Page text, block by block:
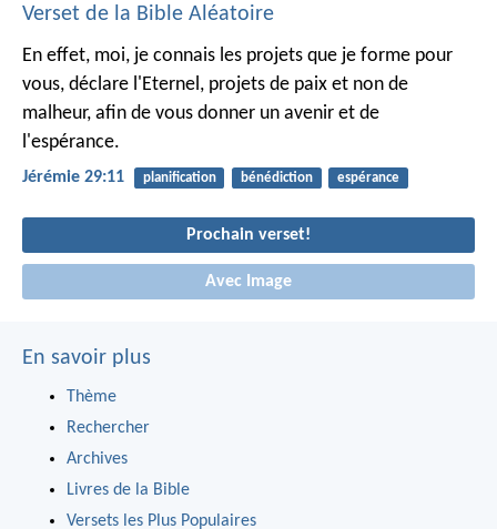
Verset de la Bible Aléatoire
En effet, moi, je connais les projets que je forme pour
vous, déclare l'Eternel, projets de paix et non de
malheur, afin de vous donner un avenir et de
l'espérance.
Jérémie 29:11 planification bénédiction espérance
Prochain verset!
Avec Image
En savoir plus
Thème
Rechercher
Archives
Livres de la Bible
Versets les Plus Populaires